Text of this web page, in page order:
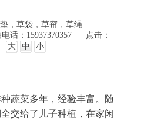
，草袋，草帘，草绳
话：15937370357
点击：
大 中 小
蔬菜多年，经验丰富。随
交给了儿子种植，在家闲